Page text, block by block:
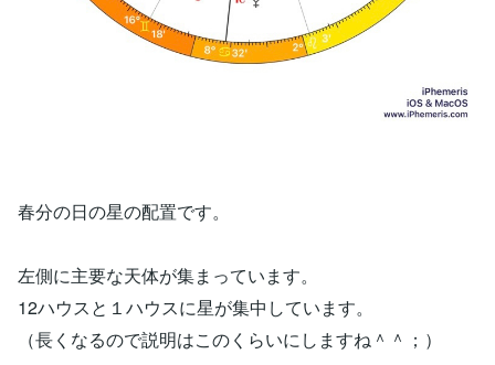
春分の日の星の配置です。
左側に主要な天体が集まっています。
12ハウスと１ハウスに星が集中しています。
（長くなるので説明はこのくらいにしますね＾＾；）